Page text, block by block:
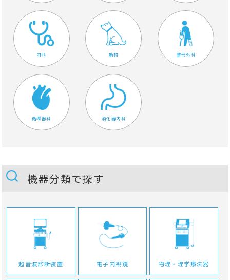
内科 動物 整形外科
循環器科 消化器内科
機器分類で探す
超音波診断装置 電子内視鏡 物理・理学療法器